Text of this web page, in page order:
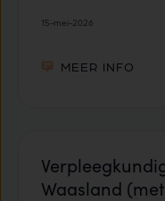
15-mei-2026
MEER INFO
Waasland